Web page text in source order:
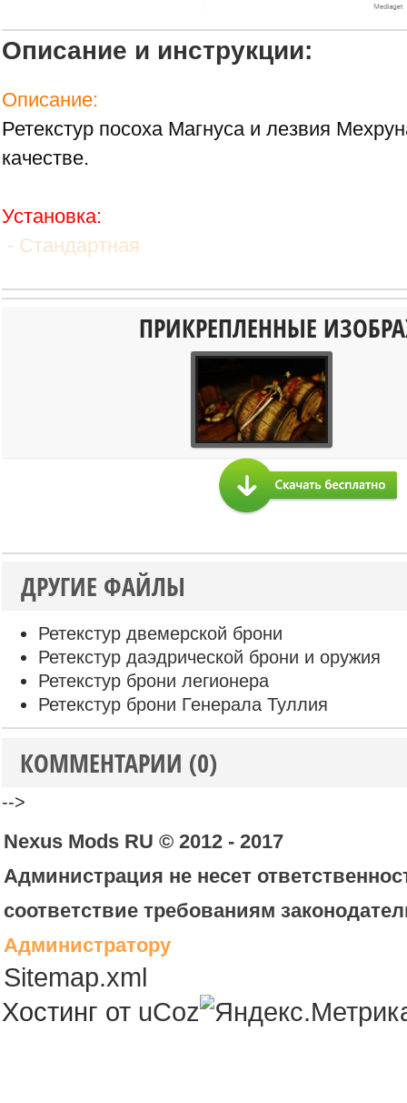
Описание и инструкции:
Описание:
Ретекстур посоха Магнуса и лезвия
качестве.
Установка:
- Стандартная
ПРИКРЕПЛЕННЫЕ
ДРУГИЕ ФАЙЛЫ
Ретекстур двемерской брони
Ретекстур даэдрической брони и оружия
Ретекстур брони легионера
Ретекстур брони Генерала Туллия
КОММЕНТАРИИ (0)
-->
Nexus Mods RU © 2012 - 2017
Администрация не несет
соответствие требованиям
Администратору
Sitemap.xml
Хостинг от uCoz